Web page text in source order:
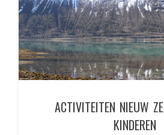
ACTIVITEITEN NIEUW
KINDEREN